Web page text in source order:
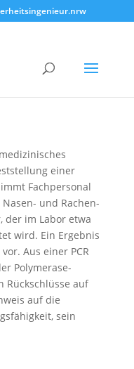
einer
Fach­personal
und Rachen­
der im Labor etwa
wird. Ein Ergebnis
Aus einer PCR
Polymerase-
Rückschlüsse auf
auf die
sein